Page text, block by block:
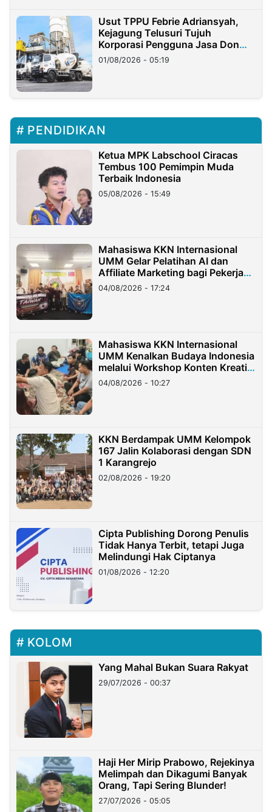
Usut TPPU Febrie Adriansyah,
Kejagung Telusuri Tujuh
Korporasi Pengguna Jasa Don
Ritto
01/08/2026 - 05:19
PENDIDIKAN
Ketua MPK Labschool Ciracas
Tembus 100 Pemimpin Muda
Terbaik Indonesia
05/08/2026 - 15:49
Mahasiswa KKN Internasional
UMM Gelar Pelatihan AI dan
Affiliate Marketing bagi Pekerja
Migran Indonesia di Taiwan
04/08/2026 - 17:24
Mahasiswa KKN Internasional
UMM Kenalkan Budaya Indonesia
melalui Workshop Konten Kreatif
di Taiwan
04/08/2026 - 10:27
KKN Berdampak UMM Kelompok
167 Jalin Kolaborasi dengan SDN
1 Karangrejo
02/08/2026 - 19:20
Cipta Publishing Dorong Penulis
Tidak Hanya Terbit, tetapi Juga
Melindungi Hak Ciptanya
01/08/2026 - 12:20
KOLOM
Yang Mahal Bukan Suara Rakyat
29/07/2026 - 00:37
Haji Her Mirip Prabowo, Rejekinya
Melimpah dan Dikagumi Banyak
Orang, Tapi Sering Blunder!
27/07/2026 - 05:05